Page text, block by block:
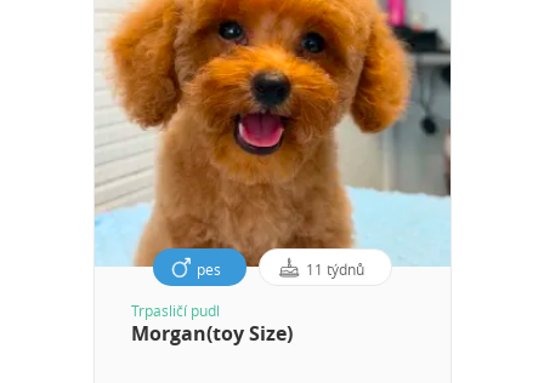
pes 11 týdnů
Trpasličí pudl
Morgan(toy Size)